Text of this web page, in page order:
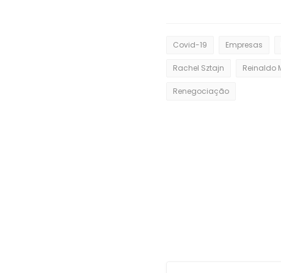
Covid-19 Empresas
Rachel Sztajn
Renegociação